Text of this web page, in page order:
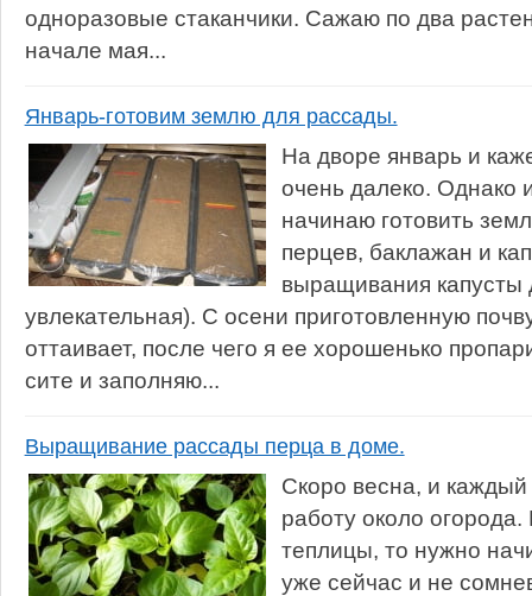
одноразовые стаканчики. Сажаю по два
начале мая...
Январь-готовим землю для рассады.
На дворе январь и
очень далеко. Однако
начинаю готовить
перцев, баклажан и
выращивания капусты
увлекательная). С осени приготовленную
оттаивает, после чего я ее хорошенько
сите и заполняю...
Выращивание рассады перца в доме.
Скоро весна, и каждый
работу около
теплицы, то нужно
уже сейчас и не